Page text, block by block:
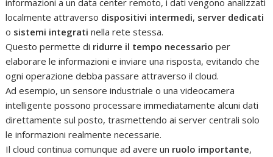
informazioni a un data center remoto, i dati vengono analizzati
localmente attraverso dispositivi intermedi, server dedicati
o sistemi integrati nella rete stessa.
Questo permette di ridurre il tempo necessario per
elaborare le informazioni e inviare una risposta, evitando che
ogni operazione debba passare attraverso il cloud.
Ad esempio, un sensore industriale o una videocamera
intelligente possono processare immediatamente alcuni dati
direttamente sul posto, trasmettendo ai server centrali solo
le informazioni realmente necessarie.
Il cloud continua comunque ad avere un ruolo importante,